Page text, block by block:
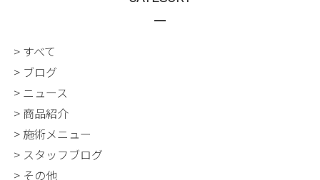
> すべて
> ブログ
> ニュース
> 商品紹介
> 施術メニュー
> スタッフブログ
> その他